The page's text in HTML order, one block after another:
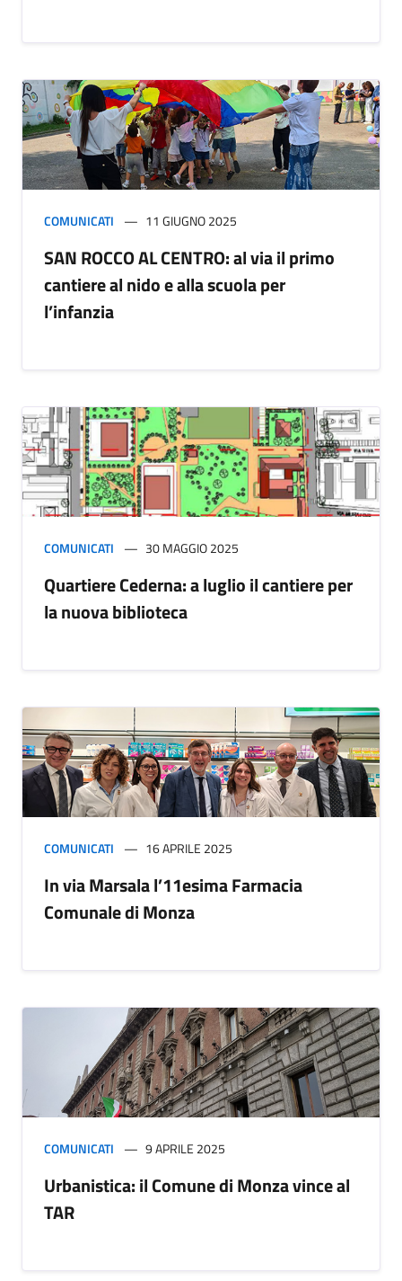
COMUNICATI 11 GIUGNO 2025
SAN ROCCO AL CENTRO: al via il primo
cantiere al nido e alla scuola per
l’infanzia
COMUNICATI 30 MAGGIO 2025
Quartiere Cederna: a luglio il cantiere per
la nuova biblioteca
COMUNICATI 16 APRILE 2025
In via Marsala l’11esima Farmacia
Comunale di Monza
COMUNICATI 9 APRILE 2025
Urbanistica: il Comune di Monza vince al
TAR